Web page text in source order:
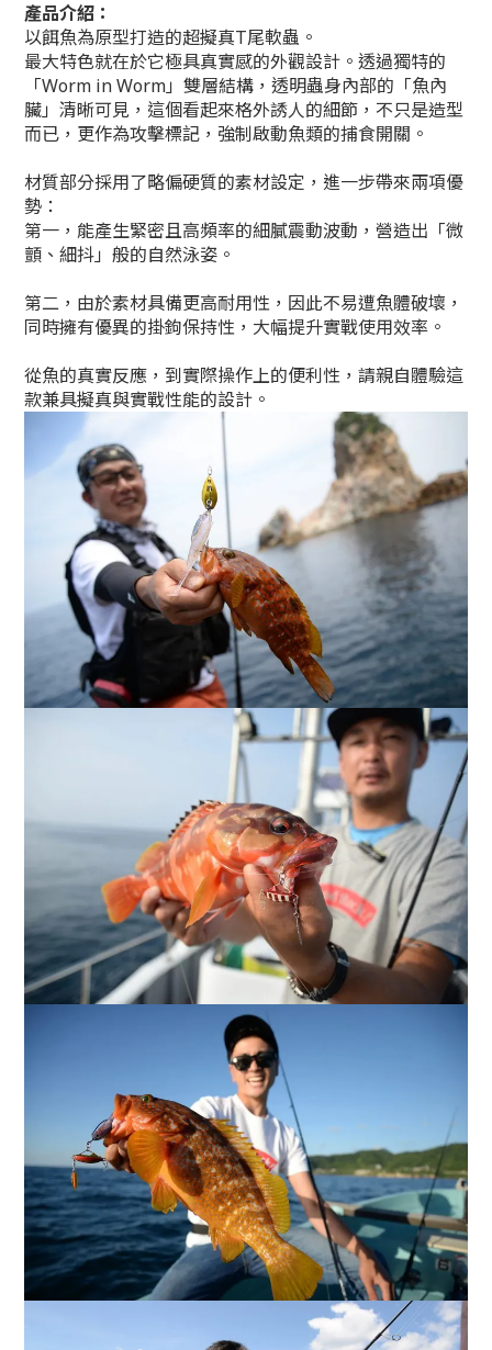
產品介紹：
以餌魚為原型打造的超擬真T尾軟蟲。
最大特色就在於它極具真實感的外觀設計。透過獨特的
「Worm in Worm」雙層結構，透明蟲身內部的「魚內
臟」清晰可見，這個看起來格外誘人的細節，不只是造型
而已，更作為攻擊標記，強制啟動魚類的捕食開關。
材質部分採用了略偏硬質的素材設定，進一步帶來兩項優
勢：
第一，能產生緊密且高頻率的細膩震動波動，營造出「微
顫、細抖」般的自然泳姿。
第二，由於素材具備更高耐用性，因此不易遭魚體破壞，
同時擁有優異的掛鉤保持性，大幅提升實戰使用效率。
從魚的真實反應，到實際操作上的便利性，請親自體驗這
款兼具擬真與實戰性能的設計。